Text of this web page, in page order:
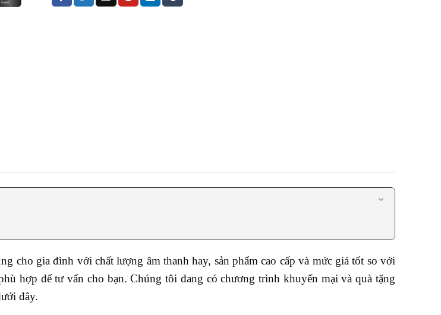
cho gia đình với chất lượng âm thanh hay, sản phẩm cao cấp và mức giá tốt so với
hợp để tư vấn cho bạn. Chúng tôi đang có chương trình khuyến mại và quà tặng
đây.